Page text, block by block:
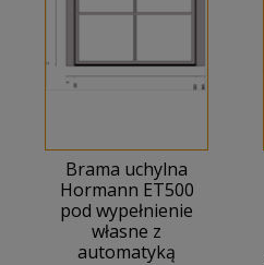
Brama uchylna
Hormann ET500
pod wypełnienie
własne z
automatyką